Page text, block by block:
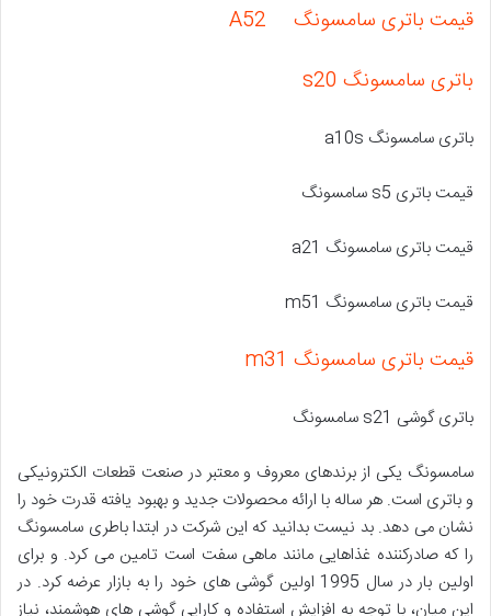
قیمت باتری سامسونگ A52
باتری سامسونگ s20
باتری سامسونگ a10s
قیمت باتری s5 سامسونگ
قیمت باتری سامسونگ a21
قیمت باتری سامسونگ m51
قیمت باتری سامسونگ m31
باتری گوشی s21 سامسونگ
سامسونگ یکی از برندهای معروف و معتبر در صنعت قطعات الکترونیکی
و باتری است. هر ساله با ارائه محصولات جدید و بهبود یافته قدرت خود را
نشان می دهد. بد نیست بدانید که این شرکت در ابتدا باطری سامسونگ
را که صادرکننده غذاهایی مانند ماهی سفت است تامین می کرد. و برای
اولین بار در سال 1995 اولین گوشی های خود را به بازار عرضه کرد. در
این میان، با توجه به افزایش استفاده و کارایی گوشی های هوشمند، نیاز